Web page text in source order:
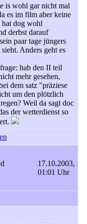
is wohl gar nicht mal
es im film aber keine
hat dog wohl
derbst darauf
paar tage jüngers
Anders geht es
hab den II teil
mehr gesehen,
dem satz "präziese
um den plötzlich
Weil da sagt doc
der wetterdienst so
17.10.2003,
01:01 Uhr